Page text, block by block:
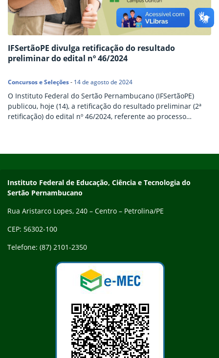
IFSertãoPE divulga retificação do resultado
preliminar do edital nº 46/2024
Concursos e Seleções- 14 de agosto de 2024
O Instituto Federal do Sertão Pernambucano (IFSertãoPE)
publicou, hoje (14), a retificação do resultado preliminar (2ª
retificação) do edital nº 46/2024, referente ao processo
Endereço
Instituto Federal de Educação, Ciência e Tecnologia do
Sertão Pernambucano
Rua Aristarco Lopes, 240 – Centro – Petrolina/PE
CEP: 56302-100
Telefone: (87) 2101-2350